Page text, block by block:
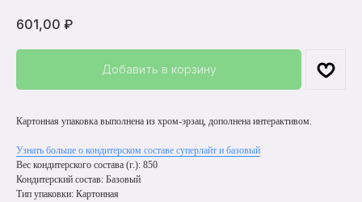
601,00 ₽
Добавить в корзину
Картонная упаковка выполнена из хром-эрзац, дополнена интерактивом.
Узнать больше о кондитерском составе суперлайт и базовый
Вес кондитерского состава (г.): 850
Кондитерский состав: Базовый
Тип упаковки: Картонная